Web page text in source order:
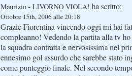
Maurizio - LIVORNO VIOLA! ha scritto:
Ottobre 15th, 2006 alle 20:18
Grazie Fiorentina vincendo oggi mi hai
compleanno! Vedendo la partita alla tv
la squadra contratta e nervosissima nel
ennesimo gol assurdo che sarebbe stato
come punteggio finale. Nel secondo